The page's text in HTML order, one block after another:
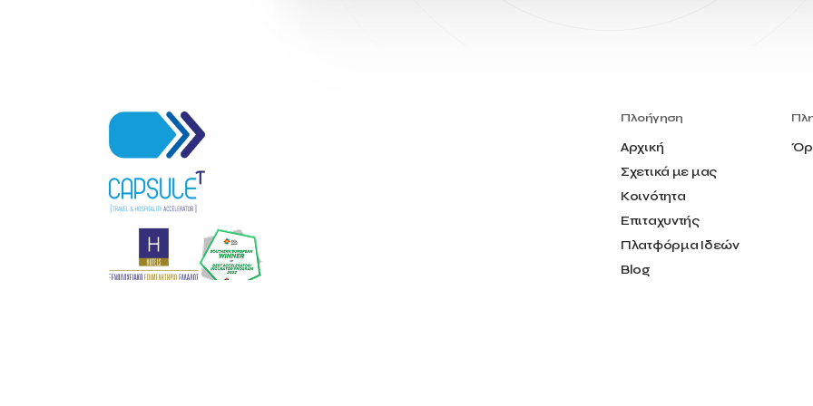
Πλοήγηση
Αρχική
Σχετικά με μας
Κοινότητα
Επιταχυντής
Πλατφόρμα Ιδεών
Blog